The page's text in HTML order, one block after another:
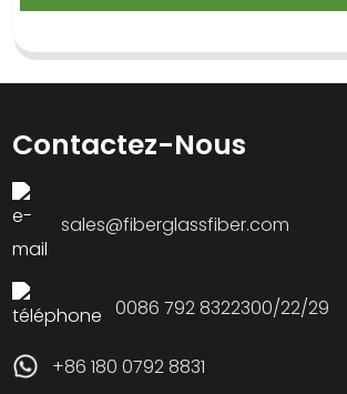
Contactez-Nous
sales@fiberglassfiber.com
0086 792 8322300/22/29
+86 180 0792 8831